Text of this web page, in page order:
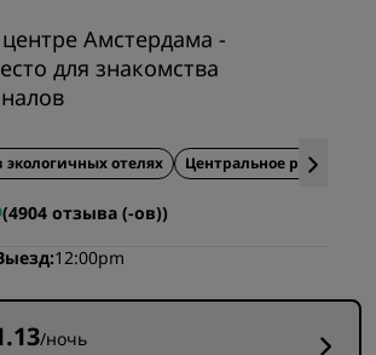
Амстердама -
для знакомства
отелях Центральное
(4904 отзыва (-ов))
12:00pm
/ночь